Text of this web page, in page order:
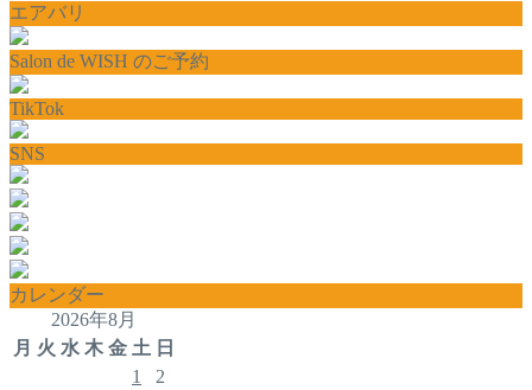
エアバリ
Salon de WISH のご予約
TikTok
SNS
カレンダー
2026年8月
月 火 水 木 金 土 日
1
2